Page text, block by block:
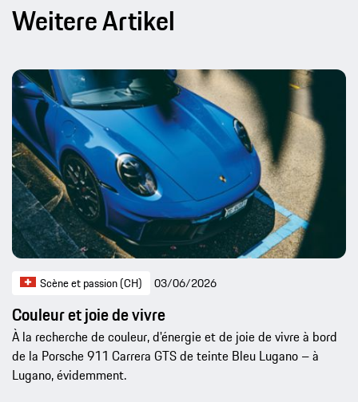
Weitere Artikel
Scène et passion (CH) 03/06/2026
Couleur et joie de vivre
À la recherche de couleur, d'énergie et de joie de vivre à bord
de la Porsche 911 Carrera GTS de teinte Bleu Lugano – à
Lugano, évidemment.